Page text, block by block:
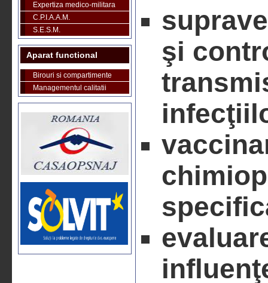
Expertiza medico-militara
C.P.I.A.A.M.
S.E.S.M.
Aparat functional
Birouri si compartimente
Managementul calitatii
şi